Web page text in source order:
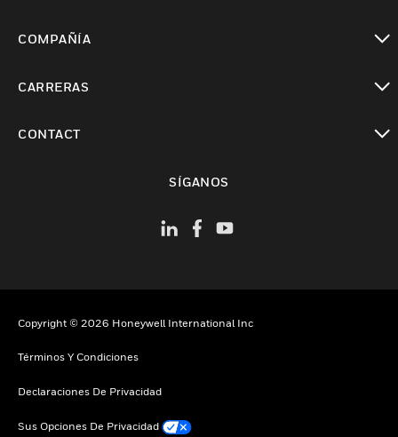
COMPAÑÍA
CARRERAS
CONTACT
SÍGANOS
Copyright © 2026 Honeywell International Inc
Términos Y Condiciones
Declaraciones De Privacidad
Sus Opciones De Privacidad